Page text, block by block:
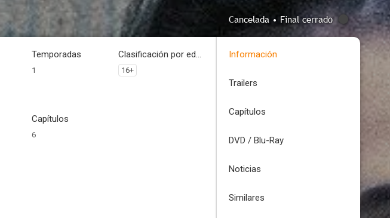
Cancelada • Final cerrado
Temporadas
1
Clasificación por edades
16+
Capítulos
6
Información
Trailers
Capítulos
DVD / Blu-Ray
Noticias
Similares